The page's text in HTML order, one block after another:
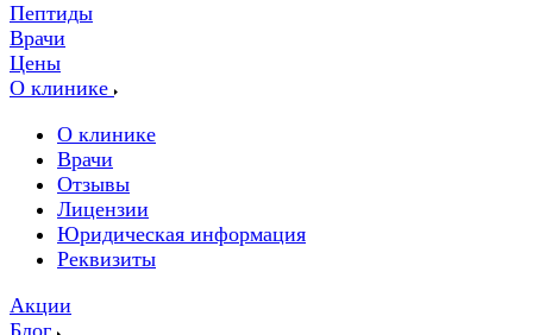
Пептиды
Врачи
Цены
О клинике
О клинике
Врачи
Отзывы
Лицензии
Юридическая информация
Реквизиты
Акции
Блог